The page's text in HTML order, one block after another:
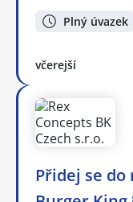
Plný úvazek
včerejší
Přidej se do